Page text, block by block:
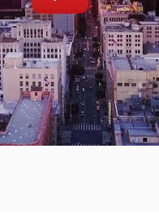
STÁŽ
Otevřít